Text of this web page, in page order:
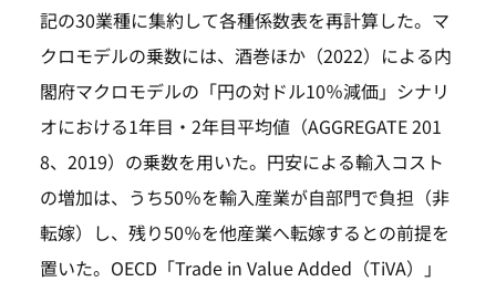
記の30業種に集約して各種係数表を再計算した。マ
クロモデルの乗数には、酒巻ほか（2022）による内
閣府マクロモデルの「円の対ドル10％減価」シナリ
オにおける1年目・2年目平均値（AGGREGATE 201
8、2019）の乗数を用いた。円安による輸入コスト
の増加は、うち50％を輸入産業が自部門で負担（非
転嫁）し、残り50％を他産業へ転嫁するとの前提を
置いた。OECD「Trade in Value Added（TiVA）」